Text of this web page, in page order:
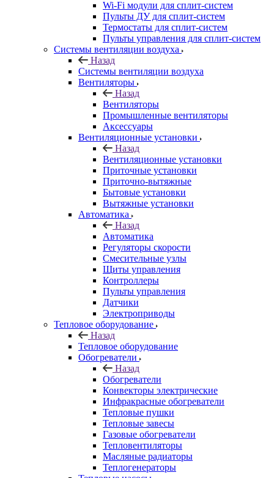
Wi-Fi модули для сплит-систем
Пульты ДУ для сплит-систем
Термостаты для сплит-систем
Пульты управления для сплит-систем
Системы вентиляции воздуха
Назад
Системы вентиляции воздуха
Вентиляторы
Назад
Вентиляторы
Промышленные вентиляторы
Аксессуары
Вентиляционные установки
Назад
Вентиляционные установки
Приточные установки
Приточно-вытяжные
Бытовые установки
Вытяжные установки
Автоматика
Назад
Автоматика
Регуляторы скорости
Смесительные узлы
Щиты управления
Контроллеры
Пульты управления
Датчики
Электроприводы
Тепловое оборудование
Назад
Тепловое оборудование
Обогреватели
Назад
Обогреватели
Конвекторы электрические
Инфракрасные обогреватели
Тепловые пушки
Тепловые завесы
Газовые обогреватели
Тепловентиляторы
Масляные радиаторы
Теплогенераторы